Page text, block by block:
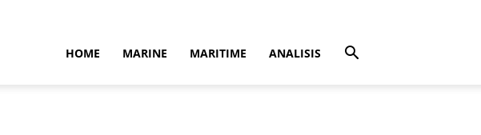
HOME MARINE MARITIME ANALISIS